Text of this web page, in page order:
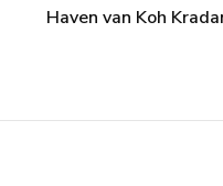
Haven van Koh